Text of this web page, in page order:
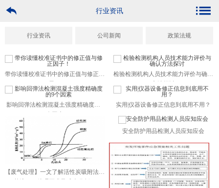
行业资讯
行业资讯 公司新闻 政策法规
带你读懂校准证书中的修正值与修正因
检验检测机构人员技术能力评价与确认
影响回弹法检测混凝土强度精确度的9
个因素
实用|仪器设备修正信息到底用不用？
【废气处理】一文了解活性炭吸附法工
安全防护用品检测人员应知应会